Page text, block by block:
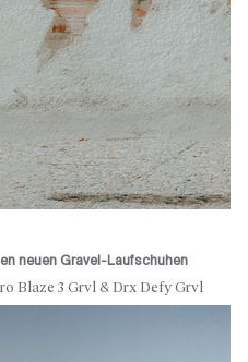
neuen Gravel-Laufschuhen
Blaze 3 Grvl & Drx Defy Grvl